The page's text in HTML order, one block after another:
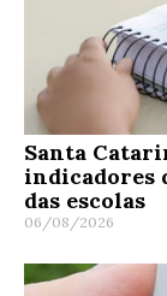
Santa
indicadores
das escolas
06/08/2026